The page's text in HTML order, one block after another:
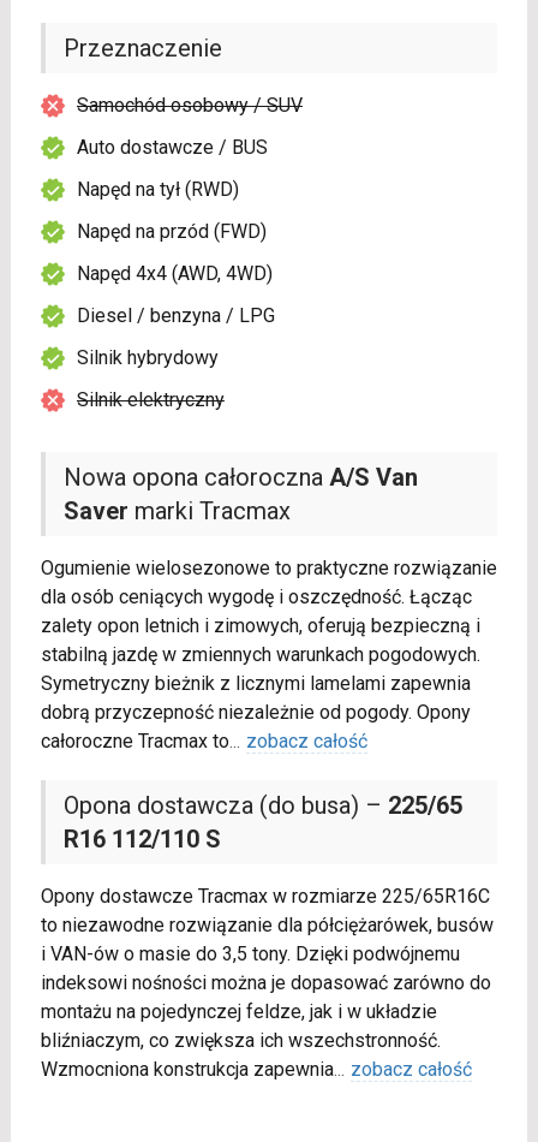
Nowa opona całoroczna A/S Van
Saver marki Tracmax
Ogumienie wielosezonowe to praktyczne rozwiązanie
dla osób ceniących wygodę i oszczędność. Łącząc
zalety opon letnich i zimowych, oferują bezpieczną i
stabilną jazdę w zmiennych warunkach pogodowych.
Symetryczny bieżnik z licznymi lamelami zapewnia
dobrą przyczepność niezależnie od pogody. Opony
całoroczne Tracmax to... zobacz całość
Opona dostawcza (do busa) – 225/65
R16 112/110 S
Opony dostawcze Tracmax w rozmiarze 225/65R16C
to niezawodne rozwiązanie dla półciężarówek, busów
i VAN-ów o masie do 3,5 tony. Dzięki podwójnemu
indeksowi nośności można je dopasować zarówno do
montażu na pojedynczej feldze, jak i w układzie
bliźniaczym, co zwiększa ich wszechstronność.
Wzmocniona konstrukcja zapewnia... zobacz całość
Przeznaczenie
Samochód osobowy / SUV
Auto dostawcze / BUS
Napęd na tył (RWD)
Napęd na przód (FWD)
Napęd 4x4 (AWD, 4WD)
Diesel / benzyna / LPG
Silnik hybrydowy
Silnik elektryczny